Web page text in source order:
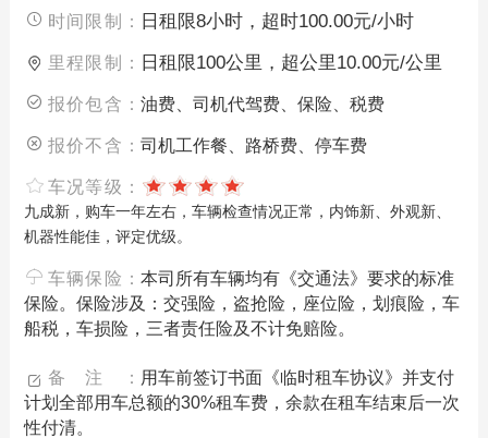
时间限制： 日租限8小时，超时100.00元/小时
里程限制： 日租限100公里，超公里10.00元/公里
报价包含： 油费、司机代驾费、保险、税费
报价不含： 司机工作餐、路桥费、停车费
车况等级：
九成新，购车一年左右，车辆检查情况正常，内饰新、外观新、
机器性能佳，评定优级。
车辆保险： 本司所有车辆均有《交通法》要求的标准
保险。保险涉及：交强险，盗抢险，座位险，划痕险，车
船税，车损险，三者责任险及不计免赔险。
备注： 用车前签订书面《临时租车协议》并支付
计划全部用车总额的30%租车费，余款在租车结束后一次
性付清。